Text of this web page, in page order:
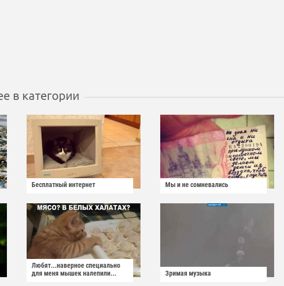
в категории
Бесплатный интернет Мы и не сомневались
Любят...наверное специально
для меня мышек налепили...
Зримая музыка